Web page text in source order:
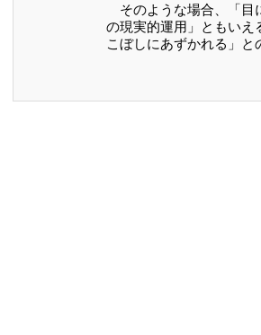
そのような場合、「目
の現実的運用」ともいえ
こぼしにあずかれる」と